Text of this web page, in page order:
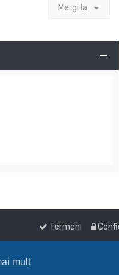
mult
Mergi la
Termeni